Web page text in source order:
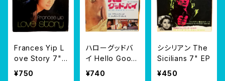
Frances Yip L
ove Story 7"
EP
¥750
ハローグッドバ
イ Hello Good
by 7" EP
¥740
シシリアン The
Sicilians 7" EP
¥450